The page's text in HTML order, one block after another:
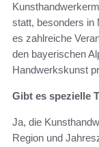
statt, besonders in
es zahlreiche
den bayerischen
Handwerkskunst
Gibt es spezielle
Ja, die
Region und